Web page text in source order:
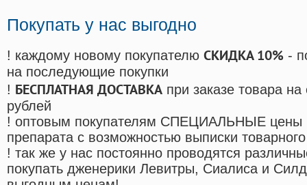
Покупать у нас выгодно
! каждому новому покупателю СКИДКА 10% -
на последующие покупки
! БЕСПЛАТНАЯ ДОСТАВКА при заказе товара
рублей
! оптовым покупателям СПЕЦИАЛЬНЫЕ цены
препарата с возможностью выписки
! так же у нас постоянно проводятся
покупать дженерики Левитры, Сиалиса и